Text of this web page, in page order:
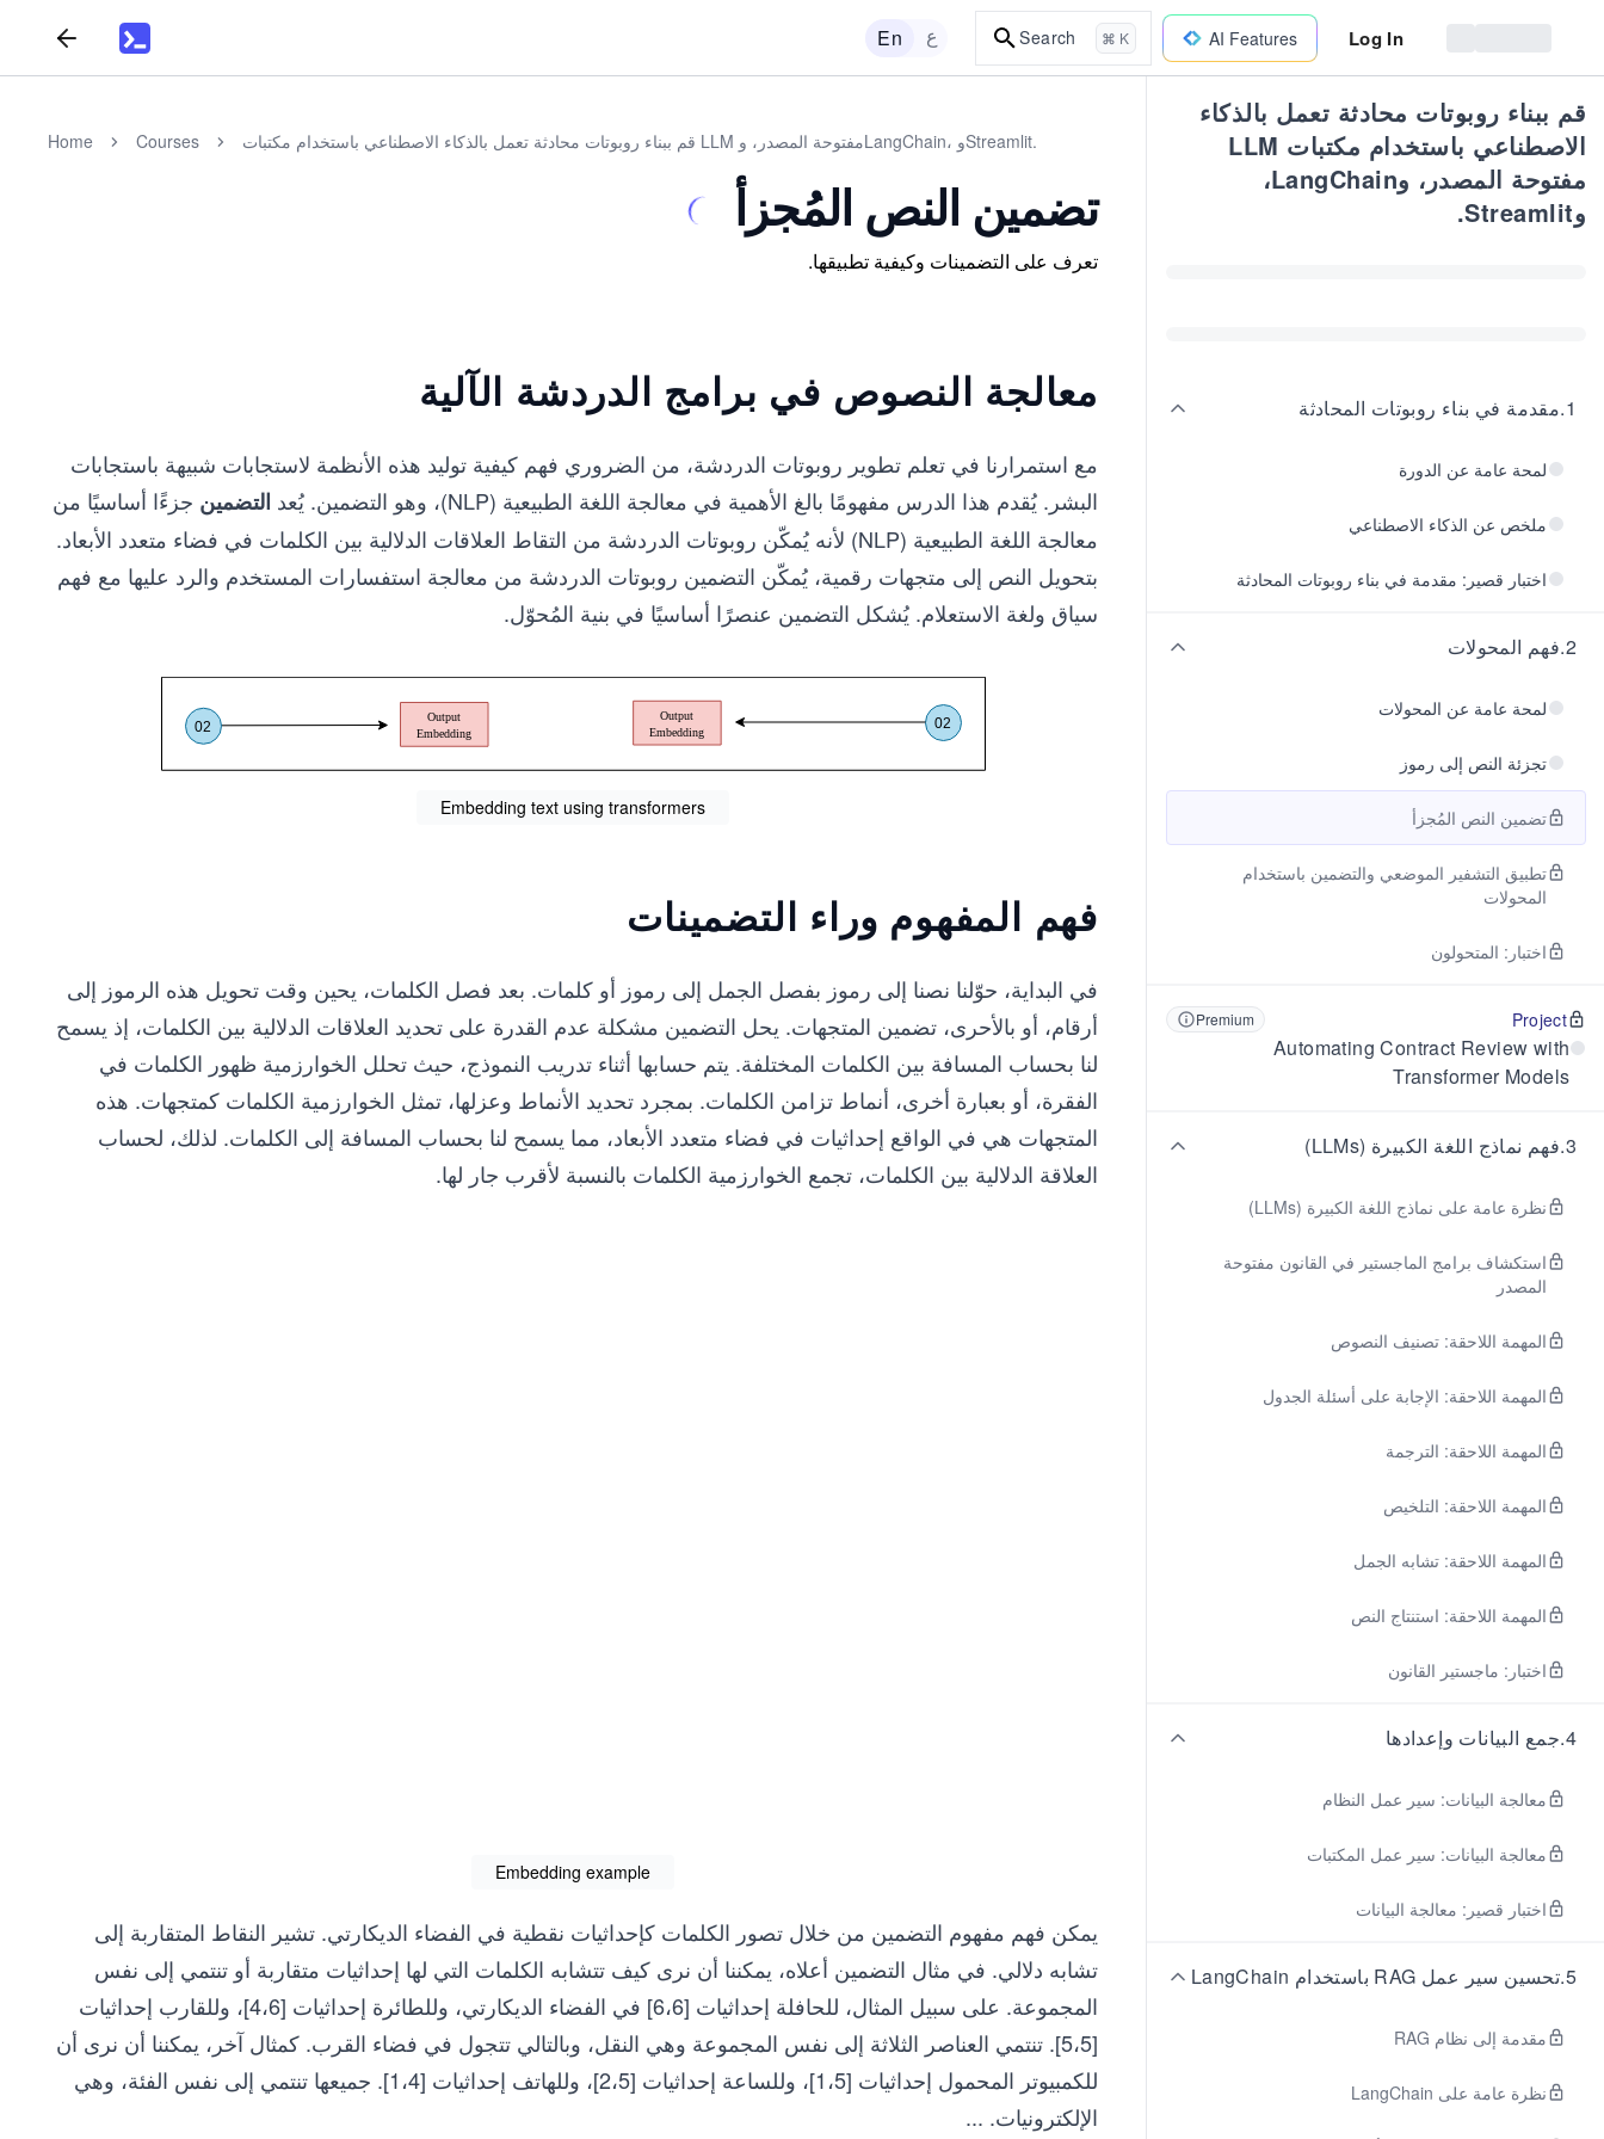
En ع Search ⌘ K AI Features Log In
قم ببناء روبوتات محادثة تعمل بالذكاء
الاصطناعي باستخدام مكتبات LLM
مفتوحة المصدر، وLangChain،
وStreamlit.
1
.مقدمة في بناء روبوتات المحادثة
لمحة عامة عن الدورة
ملخص عن الذكاء الاصطناعي
اختبار قصير: مقدمة في بناء روبوتات المحادثة
2
.فهم المحولات
لمحة عامة عن المحولات
تجزئة النص إلى رموز
تضمين النص المُجزأ
تطبيق التشفير الموضعي والتضمين باستخدام
المحولات
اختبار: المتحولون
Project
Premium
Automating Contract Review with
Transformer Models
3
.فهم نماذج اللغة الكبيرة (LLMs)
نظرة عامة على نماذج اللغة الكبيرة (LLMs)
استكشاف برامج الماجستير في القانون مفتوحة
المصدر
المهمة اللاحقة: تصنيف النصوص
المهمة اللاحقة: الإجابة على أسئلة الجدول
المهمة اللاحقة: الترجمة
المهمة اللاحقة: التلخيص
المهمة اللاحقة: تشابه الجمل
المهمة اللاحقة: استنتاج النص
اختبار: ماجستير القانون
4
.جمع البيانات وإعدادها
معالجة البيانات: سير عمل النظام
معالجة البيانات: سير عمل المكتبات
اختبار قصير: معالجة البيانات
5
.تحسين سير عمل RAG باستخدام LangChain
مقدمة إلى نظام RAG
نظرة عامة على LangChain
Home Courses قم ببناء روبوتات محادثة تعمل بالذكاء الاصطناعي باستخدام مكتبات LLM مفتوحة المصدر، وLangChain، وStreamlit.
تضمين النص المُجزأ
تعرف على التضمينات وكيفية تطبيقها.
معالجة النصوص في برامج الدردشة الآلية
مع استمرارنا في تعلم تطوير روبوتات الدردشة، من الضروري فهم كيفية توليد هذه الأنظمة لاستجابات شبيهة باستجابات
البشر. يُقدم هذا الدرس مفهومًا بالغ الأهمية في معالجة اللغة الطبيعية (NLP)، وهو التضمين. يُعد
التضمين جزءًا أساسيًا من
معالجة اللغة الطبيعية (NLP) لأنه يُمكّن روبوتات الدردشة من التقاط العلاقات الدلالية بين الكلمات في فضاء متعدد الأبعاد.
بتحويل النص إلى متجهات رقمية، يُمكّن التضمين روبوتات الدردشة من معالجة استفسارات المستخدم والرد عليها مع فهم
سياق ولغة الاستعلام. يُشكل التضمين عنصرًا أساسيًا في بنية المُحوّل.
Embedding text using transformers
فهم المفهوم وراء التضمينات
في البداية، حوّلنا نصنا إلى رموز بفصل الجمل إلى رموز أو كلمات. بعد فصل الكلمات، يحين وقت تحويل هذه الرموز إلى
أرقام، أو بالأحرى، تضمين المتجهات. يحل التضمين مشكلة عدم القدرة على تحديد العلاقات الدلالية بين الكلمات، إذ يسمح
لنا بحساب المسافة بين الكلمات المختلفة. يتم حسابها أثناء تدريب النموذج، حيث تحلل الخوارزمية ظهور الكلمات في
الفقرة، أو بعبارة أخرى، أنماط تزامن الكلمات. بمجرد تحديد الأنماط وعزلها، تمثل الخوارزمية الكلمات كمتجهات. هذه
المتجهات هي في الواقع إحداثيات في فضاء متعدد الأبعاد، مما يسمح لنا بحساب المسافة إلى الكلمات. لذلك، لحساب
العلاقة الدلالية بين الكلمات، تجمع الخوارزمية الكلمات بالنسبة لأقرب جار لها.
Embedding example
يمكن فهم مفهوم التضمين من خلال تصور الكلمات كإحداثيات نقطية في الفضاء الديكارتي. تشير النقاط المتقاربة إلى
تشابه دلالي. في مثال التضمين أعلاه، يمكننا أن نرى كيف تتشابه الكلمات التي لها إحداثيات متقاربة أو تنتمي إلى نفس
المجموعة. على سبيل المثال، للحافلة إحداثيات [6،6] في الفضاء الديكارتي، وللطائرة إحداثيات [4،6]، وللقارب إحداثيات
[5،5]. تنتمي العناصر الثلاثة إلى نفس المجموعة وهي النقل، وبالتالي تتجول في فضاء القرب. كمثال آخر، يمكننا أن نرى أن
للكمبيوتر المحمول إحداثيات [1،5]، وللساعة إحداثيات [2،5]، وللهاتف إحداثيات [1،4]. جميعها تنتمي إلى نفس الفئة، وهي
الإلكترونيات. ...